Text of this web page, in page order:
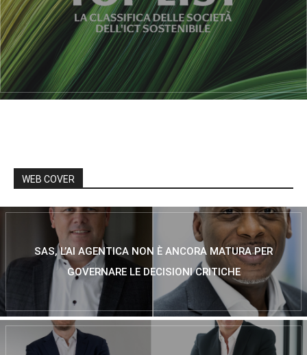
WEB COVER
SAS, L’AI AGENTICA NON È ANCORA MATURA PER
GOVERNARE LE DECISIONI CRITICHE